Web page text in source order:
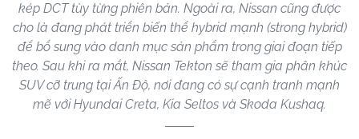
kép DCT tùy từng phiên bản. Ngoài ra, Nissan cũng được
cho là đang phát triển biến thể hybrid mạnh (strong hybrid)
để bổ sung vào danh mục sản phẩm trong giai đoạn tiếp
theo. Sau khi ra mắt, Nissan Tekton sẽ tham gia phân khúc
SUV cỡ trung tại Ấn Độ, nơi đang có sự cạnh tranh mạnh
mẽ với Hyundai Creta, Kia Seltos và Skoda Kushaq.